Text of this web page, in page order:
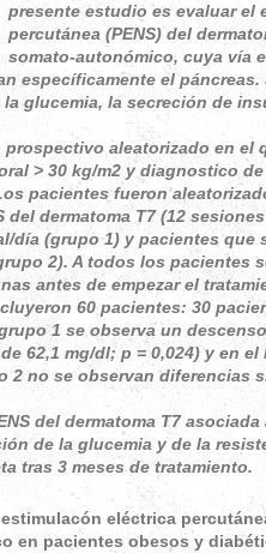
presente estudio es evaluar el
percutánea (PENS) del
somato-autonómico, cuya vía
específicamente el páncreas.
glucemia, la secreción de
aleatorizado en el
> 30 kg/m2 y diagnostico
pacientes fueron
del dermatoma T7 (12
día (grupo 1) y pacientes que
2). A todos los pacientes
antes de empezar el
60 pacientes: 30
1 se observa un
62,1 mg/dl; p = 0,024) y en
2 no se observan diferencias
del dermatoma T7
de la glucemia y de la
tras 3 meses de tratamiento.
eléctrica
en pacientes obesos y